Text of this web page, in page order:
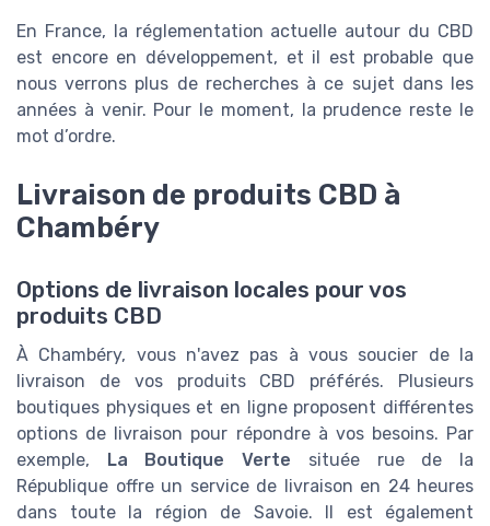
En France, la réglementation actuelle autour du CBD
est encore en développement, et il est probable que
nous verrons plus de recherches à ce sujet dans les
années à venir. Pour le moment, la prudence reste le
mot d’ordre.
Livraison de produits CBD à
Chambéry
Options de livraison locales pour vos
produits CBD
À Chambéry, vous n'avez pas à vous soucier de la
livraison de vos produits CBD préférés. Plusieurs
boutiques physiques et en ligne proposent différentes
options de livraison pour répondre à vos besoins. Par
exemple, La Boutique Verte située rue de la
République offre un service de livraison en 24 heures
dans toute la région de Savoie. Il est également